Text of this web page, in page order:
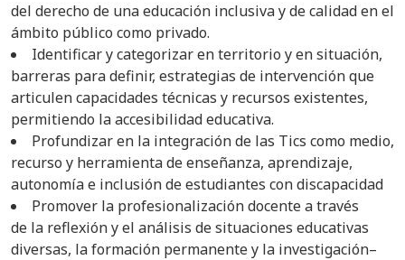
del derecho de una educación inclusiva y de calidad en el
ámbito público como privado.
Identificar y categorizar en territorio y en situación,
barreras para definir, estrategias de intervención que
articulen capacidades técnicas y recursos existentes,
permitiendo la accesibilidad educativa.
Profundizar en la integración de las Tics como medio,
recurso y herramienta de enseñanza, aprendizaje,
autonomía e inclusión de estudiantes con discapacidad
Promover la profesionalización docente a través
de la reflexión y el análisis de situaciones educativas
diversas, la formación permanente y la investigación–